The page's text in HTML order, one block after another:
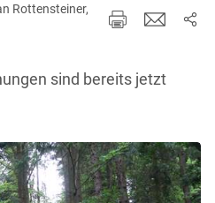
Rottensteiner,
sind bereits jetzt